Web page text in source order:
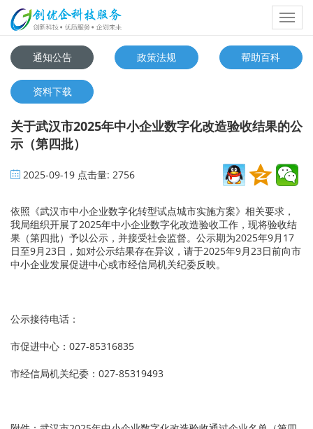
通知公告
政策法规 帮助百科
资料下载
关于武汉市2025年中小企业数字化改造验收结果的公
示（第四批）
2025-09-19 点击量: 2756
依照《武汉市中小企业数字化转型试点城市实施方案》相关要求，
我局组织开展了2025年中小企业数字化改造验收工作，现将验收结
果（第四批）予以公示，并接受社会监督。公示期为2025年9月17
日至9月23日，如对公示结果存在异议，请于2025年9月23日前向市
中小企业发展促进中心或市经信局机关纪委反映。
公示接待电话：
市促进中心：027-85316835
市经信局机关纪委：027-85319493